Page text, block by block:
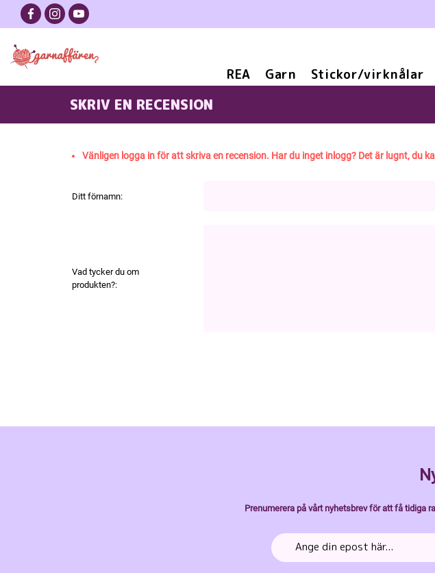
REA Garn Stickor/virknålar
SKRIV EN RECENSION
Vänligen logga in för att skriva en recension. Har du inget inlogg? Det är lugnt, du
Ditt förnamn:
Vad tycker du om
produkten?:
Prenumerera på vårt nyhetsbrev för att få tidiga